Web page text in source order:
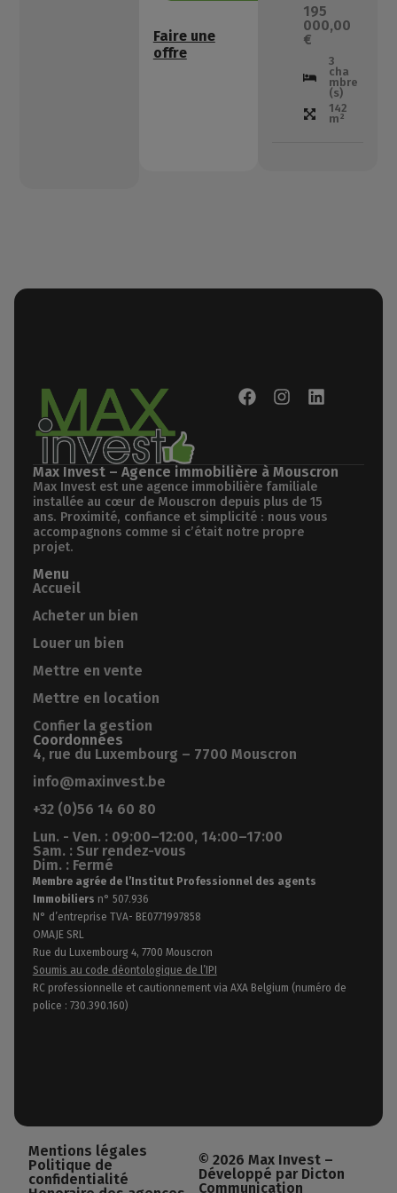
Faire une
offre
195
000,00
€
3
cha
mbre
(s)
142
m²
Max Invest – Agence immobilière à Mouscron
Max Invest est une agence immobilière familiale
installée au cœur de Mouscron depuis plus de 15
ans. Proximité, confiance et simplicité : nous vous
accompagnons comme si c’était notre propre
projet.
Menu
Accueil
Acheter un bien
Louer un bien
Mettre en vente
Mettre en location
Confier la gestion
Coordonnées
4, rue du Luxembourg – 7700 Mouscron
info@maxinvest.be
+32 (0)56 14 60 80
Lun. - Ven. : 09:00–12:00, 14:00–17:00
Sam. : Sur rendez-vous
Dim. : Fermé
Membre agrée de l’Institut Professionnel des agents
Immobiliers n° 507.936
N° d’entreprise TVA- BE0771997858
OMAJE SRL
Rue du Luxembourg 4, 7700 Mouscron
Soumis au code déontologique de l’IPI
RC professionnelle et cautionnement via AXA Belgium (numéro de
police : 730.390.160)
© 2026 Max Invest –
Développé par Dicton
Communication
Mentions légales
Politique de
confidentialité